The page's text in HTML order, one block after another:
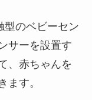
型のベビーセン
サーを設置す
、赤ちゃんを
ます。